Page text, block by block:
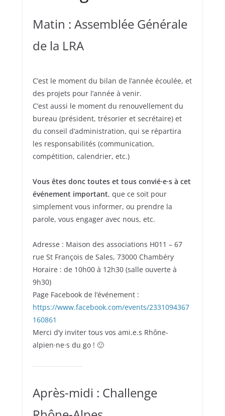
Matin : Assemblée Générale
de la LRA
C’est le moment du bilan de l’année écoulée, et
des projets pour l’année à venir.
C’est aussi le moment du renouvellement du
bureau (président, trésorier et secrétaire) et
du conseil d’administration, qui se répartira
les responsabilités (communication,
compétition, calendrier, etc.)
Vous êtes donc toutes et tous convié·e·s à cet
événement important, que ce soit pour
simplement vous informer, ou prendre la
parole, vous engager avec nous, etc.
Adresse : Maison des associations H011 – 67
rue St François de Sales, 73000 Chambéry
Horaire : de 10h00 à 12h30 (salle ouverte à
9h30)
Page Facebook de l’événement :
https://www.facebook.com/events/2331094367
160861
Merci d’y inviter tous vos ami.e.s Rhône-
alpien·ne·s du go ! 🙂
Après-midi : Challenge